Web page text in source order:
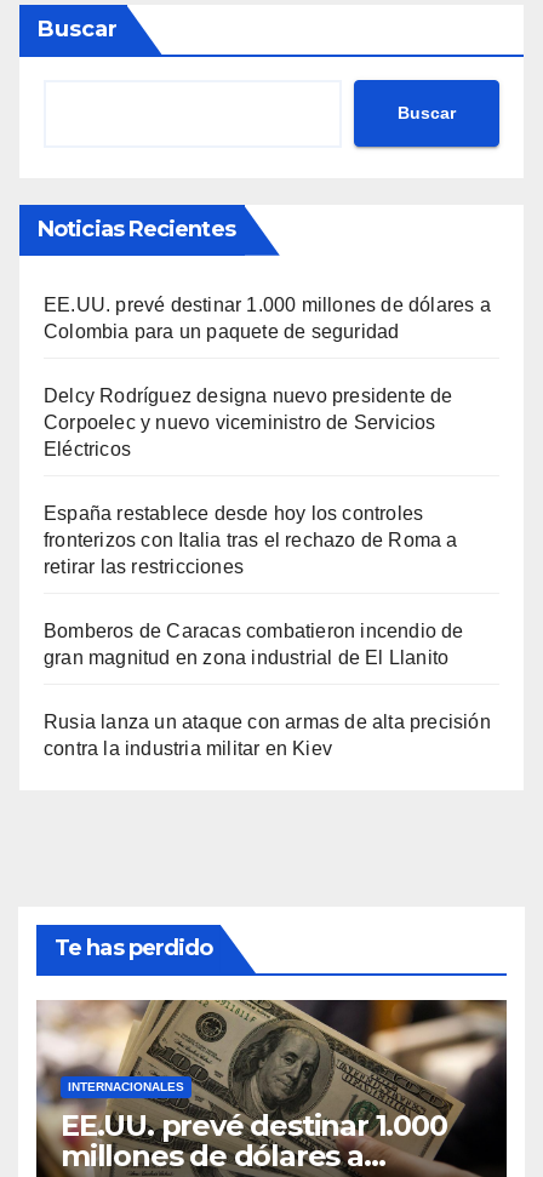
Buscar
Buscar
Noticias Recientes
EE.UU. prevé destinar 1.000 millones de dólares a
Colombia para un paquete de seguridad
Delcy Rodríguez designa nuevo presidente de
Corpoelec y nuevo viceministro de Servicios
Eléctricos
España restablece desde hoy los controles
fronterizos con Italia tras el rechazo de Roma a
retirar las restricciones
Bomberos de Caracas combatieron incendio de
gran magnitud en zona industrial de El Llanito
Rusia lanza un ataque con armas de alta precisión
contra la industria militar en Kiev
Te has perdido
INTERNACIONALES
EE.UU. prevé destinar 1.000
millones de dólares a